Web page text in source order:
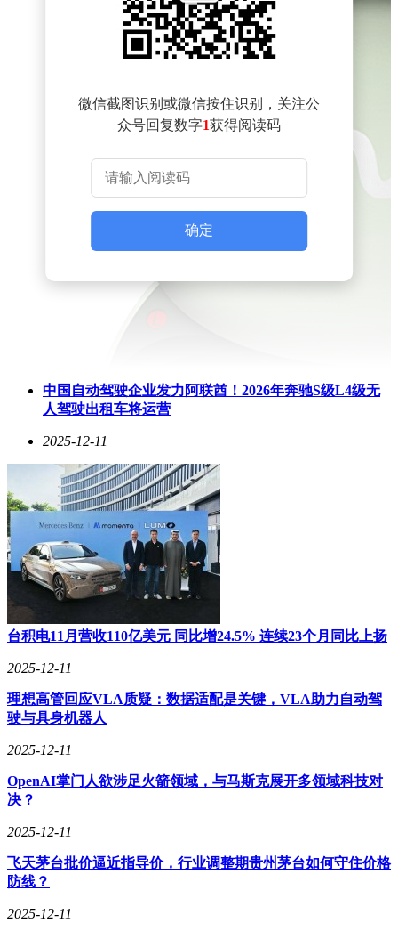
科大讯飞推出的Nano+耳机主打商务场景，其核心优势在于AI
到98%，配合主动降噪功能可有效屏蔽环境杂音。产品采用
IP55防护等级设计，支持40小时连续使用，特别适合需要频繁
进行线上会议的职场人士。目前该产品正在进行限时促销，购
微信截图识别或微信按住识别，关注公
众号回复数字1获得阅读码
确定
中国自动驾驶企业发力阿联酋！2026年奔驰S级L4级无
人驾驶出租车将运营
2025-12-11
台积电11月营收110亿美元 同比增24.5% 连续23个月同比上扬
2025-12-11
理想高管回应VLA质疑：数据适配是关键，VLA助力自动驾
驶与具身机器人
2025-12-11
OpenAI掌门人欲涉足火箭领域，与马斯克展开多领域科技对
决？
2025-12-11
飞天茅台批价逼近指导价，行业调整期贵州茅台如何守住价格
防线？
2025-12-11